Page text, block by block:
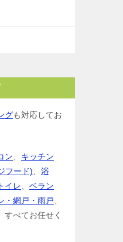
グも対応してお
ン
キッチン
フード)
浴
トイレ
ベラン
・網戸・雨戸
すべてお任せく